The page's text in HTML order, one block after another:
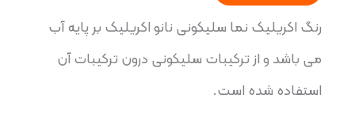
رنگ اکریلیک نما سلیکونی نانو اکریلیک بر پایه آب
می باشد و از ترکیبات سلیکونی درون ترکیبات آن
استفاده شده است.